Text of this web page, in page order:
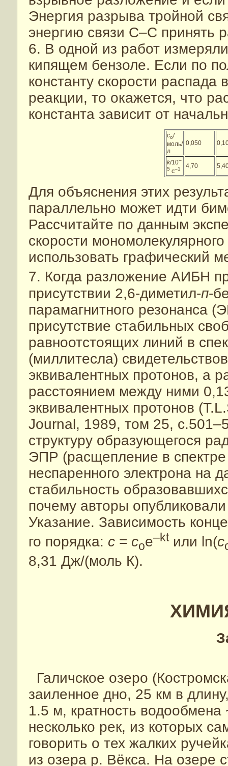
Энергия разрыва тройной
энергию связи С–С принять
6. В одной из работ
кипящем бензоле. Если по
константу скорости
реакции, то окажется, что
константа зависит от
со/
моль/
л
0,050
k/10–
5 с–1 4,70
Для объяснения этих
параллельно может идти
Рассчитайте по данным
скорости
использовать графический
7. Когда разложение АИБН
присутствии 2,6-диметил-п-
парамагнитного резонанса
присутствие стабильных
равноотстоящих линий в
(миллитесла)
эквивалентных протонов, а
расстоянием между ними
эквивалентных протонов
Journal, 1989, том 25,
структуру образующегося
ЭПР (расщепление в
неспаренного электрона на
стабильность
почему авторы
Указание. Зависимость
го порядка: с= соe–ktили ln(c
8,31 Дж/(моль К).
Галичское озеро
заиленное дно, 25 км в
1.5 м, кратность
несколько рек, из которых
говорить о тех жалких
из озера р. Вёкса. На озере